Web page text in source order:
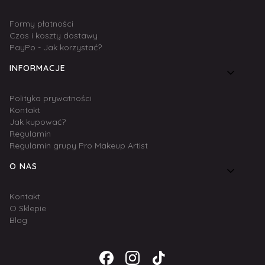
Formy płatności
Czas i koszty dostawy
PayPo - Jak korzystać?
INFORMACJE
Polityka prywatności
Kontakt
Jak kupować?
Regulamin
Regulamin grupy Pro Makeup Artist
O NAS
Kontakt
O Sklepie
Blog